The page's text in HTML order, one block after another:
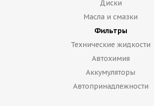
Диски
Масла и смазки
Фильтры
Технические жидкости
Автохимия
Аккумуляторы
Автопринадлежности